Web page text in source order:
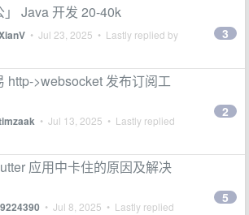
」 Java 开发 20-40k
• Jul 23, 2025 • Lastly replied by 3
http->websocket 发布订阅工
• Jul 13, 2025 • Lastly replied
2
应用中卡住的原因及解决
• Jul 8, 2025 • Lastly replied
5